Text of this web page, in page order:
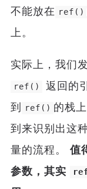
不能放在 ref()
上。
实际上，我们
ref() 返回的
到
ref() 的栈
到来识别出这
量的流程。 值
参数，其实